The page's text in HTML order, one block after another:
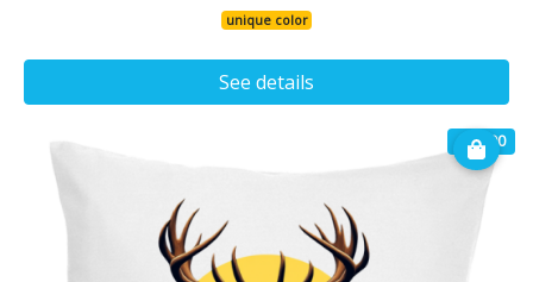
unique color
See details
€ 17.90